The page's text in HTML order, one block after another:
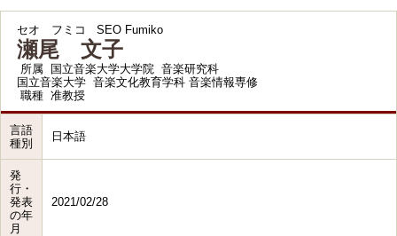
セオ フミコ SEO Fumiko
瀬尾 文子
所属
国立音楽大学大学院 音楽研究科
国立音楽大学 音楽文化教育学科 音楽情報専修
職種 准教授
言語
種別
日本語
発
行・
発表
の年
月
2021/02/28